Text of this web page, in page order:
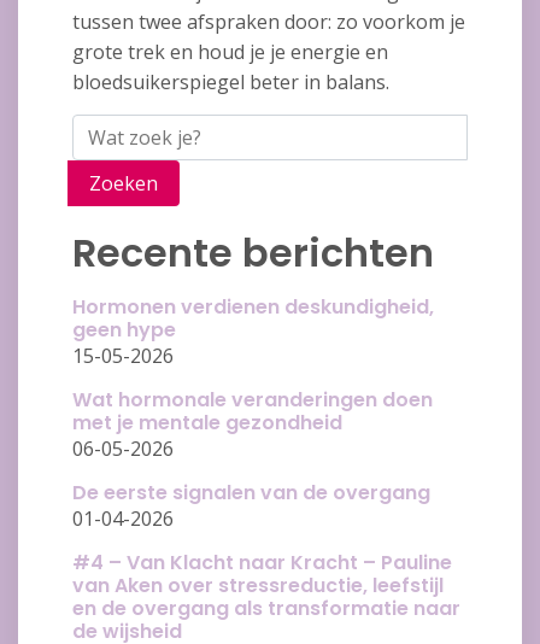
tussen twee afspraken door: zo voorkom je
grote trek en houd je je energie en
bloedsuikerspiegel beter in balans.
Zoeken
Recente berichten
Hormonen verdienen deskundigheid,
geen hype
15-05-2026
Wat hormonale veranderingen doen
met je mentale gezondheid
06-05-2026
De eerste signalen van de overgang
01-04-2026
#4 – Van Klacht naar Kracht – Pauline
van Aken over stressreductie, leefstijl
en de overgang als transformatie naar
de wijsheid